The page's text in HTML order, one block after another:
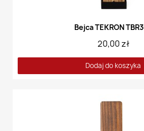
Bejca TEKRON
20,00 zł
Dodaj do koszyka